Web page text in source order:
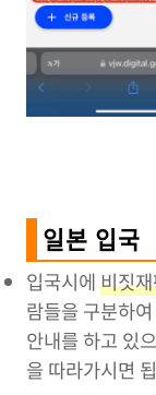
일본 입국
입국시에비짓
람들을 구분하여
안내를 하고 있
을 따라가시면